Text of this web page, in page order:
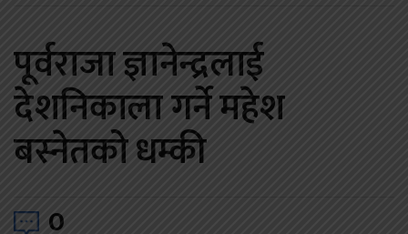
पूर्वराजा ज्ञानेन्द्रलाई
देशनिकाला गर्ने महेश
बस्नेतको धम्की
0